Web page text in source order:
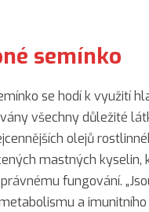
semínko
se hodí k využití
všechny důležité
olejů
mastných
fungování.
a